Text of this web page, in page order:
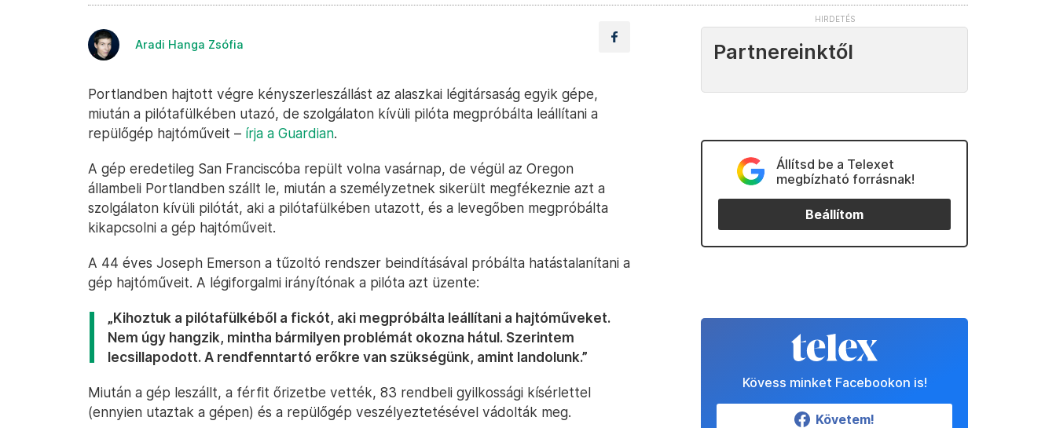
Aradi Hanga Zsófia
Portlandben hajtott végre kényszerleszállást az alaszkai légitársaság egyik gépe,
miután a pilótafülkében utazó, de szolgálaton kívüli pilóta megpróbálta leállítani a
repülőgép hajtóműveit – írja a Guardian.
A gép eredetileg San Franciscóba repült volna vasárnap, de végül az Oregon
állambeli Portlandben szállt le, miután a személyzetnek sikerült megfékeznie azt a
szolgálaton kívüli pilótát, aki a pilótafülkében utazott, és a levegőben megpróbálta
kikapcsolni a gép hajtóműveit.
A 44 éves Joseph Emerson a tűzoltó rendszer beindításával próbálta hatástalanítani a
gép hajtóműveit. A légiforgalmi irányítónak a pilóta azt üzente:
„Kihoztuk a pilótafülkéből a fickót, aki megpróbálta leállítani a hajtóműveket.
Nem úgy hangzik, mintha bármilyen problémát okozna hátul. Szerintem
lecsillapodott. A rendfenntartó erőkre van szükségünk, amint landolunk.”
Miután a gép leszállt, a férfit őrizetbe vették, 83 rendbeli gyilkossági kísérlettel
(ennyien utaztak a gépen) és a repülőgép veszélyeztetésével vádolták meg.
Partnereinktől
Állítsd be a Telexet
megbízható forrásnak!
Beállítom
Kövess minket Facebookon is!
Követem!